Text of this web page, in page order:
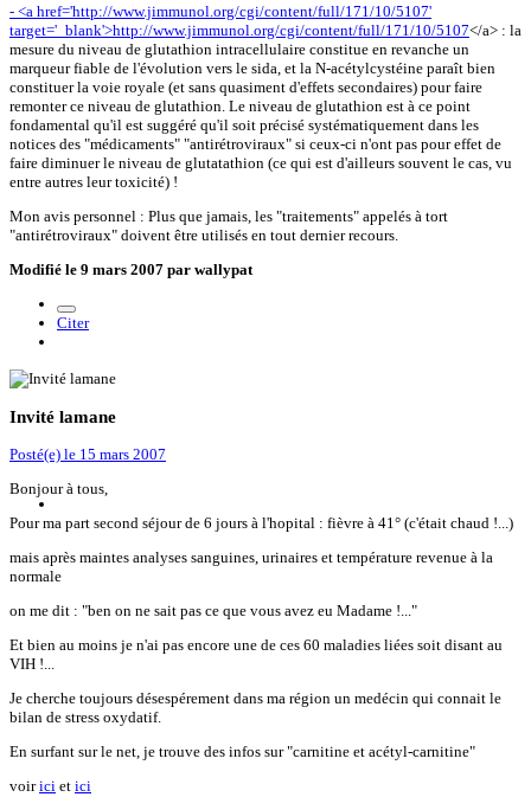
- <a href='http://www.jimmunol.org/cgi/content/full/171/10/5107'
target='_blank'>http://www.jimmunol.org/cgi/content/full/171/10/5107</a> : la
mesure du niveau de glutathion intracellulaire constitue en revanche un
marqueur fiable de l'évolution vers le sida, et la N-acétylcystéine paraît bien
constituer la voie royale (et sans quasiment d'effets secondaires) pour faire
remonter ce niveau de glutathion. Le niveau de glutathion est à ce point
fondamental qu'il est suggéré qu'il soit précisé systématiquement dans les
notices des "médicaments" "antirétroviraux" si ceux-ci n'ont pas pour effet de
faire diminuer le niveau de glutatathion (ce qui est d'ailleurs souvent le cas, vu
entre autres leur toxicité) !
Mon avis personnel : Plus que jamais, les "traitements" appelés à tort
"antirétroviraux" doivent être utilisés en tout dernier recours.
Modifié le 9 mars 2007 par wallypat
Citer
Invité lamane
Posté(e) le 15 mars 2007
Bonjour à tous,
Pour ma part second séjour de 6 jours à l'hopital : fièvre à 41° (c'était chaud !...)
mais après maintes analyses sanguines, urinaires et température revenue à la
normale
on me dit : "ben on ne sait pas ce que vous avez eu Madame !..."
Et bien au moins je n'ai pas encore une de ces 60 maladies liées soit disant au
VIH !...
Je cherche toujours désespérement dans ma région un medécin qui connait le
bilan de stress oxydatif.
En surfant sur le net, je trouve des infos sur "carnitine et acétyl-carnitine"
voirici et ici